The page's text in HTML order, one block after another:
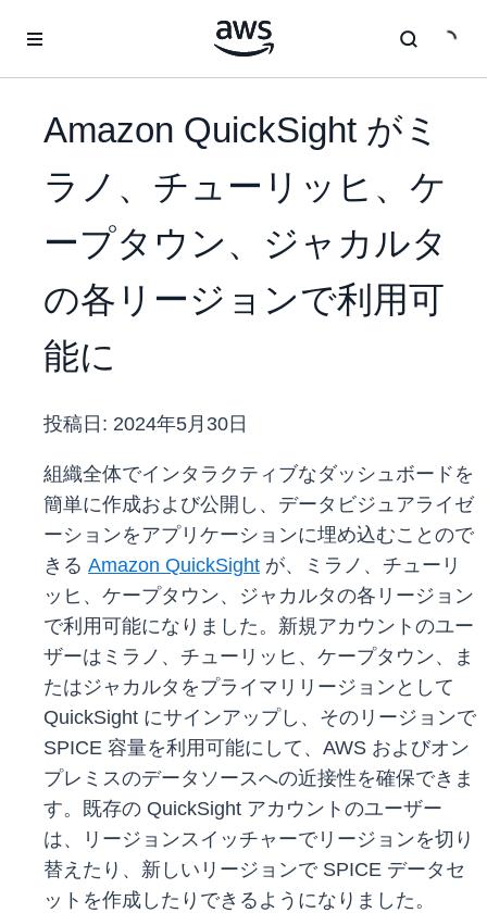
Amazon QuickSight がミ
ラノ、チューリッヒ、ケ
ープタウン、ジャカルタ
の各リージョンで利用可
能に
投稿日: 2024年5月30日
組織全体でインタラクティブなダッシュボードを
簡単に作成および公開し、データビジュアライゼ
ーションをアプリケーションに埋め込むことので
きる Amazon QuickSight が、ミラノ、チューリ
ッヒ、ケープタウン、ジャカルタの各リージョン
で利用可能になりました。新規アカウントのユー
ザーはミラノ、チューリッヒ、ケープタウン、ま
たはジャカルタをプライマリリージョンとして
QuickSight にサインアップし、そのリージョンで
SPICE 容量を利用可能にして、AWS およびオン
プレミスのデータソースへの近接性を確保できま
す。既存の QuickSight アカウントのユーザー
は、リージョンスイッチャーでリージョンを切り
替えたり、新しいリージョンで SPICE データセ
ットを作成したりできるようになりました。